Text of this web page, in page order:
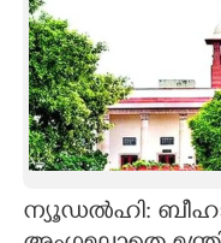
INFO+
ART
ന്യൂഡൽഹി: